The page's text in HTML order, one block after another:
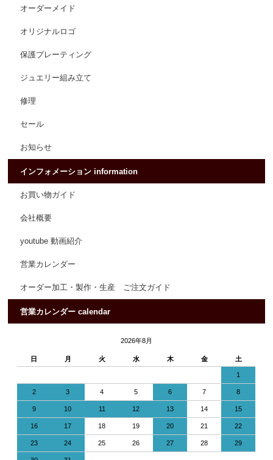
オーダーメイド
オリジナルロゴ
保護プレーティング
ジュエリー組み立て
修理
セール
お知らせ
インフォメーション information
お買い物ガイド
会社概要
youtube 動画紹介
営業カレンダー
オーダー加工・製作・生産 ご注文ガイド
営業カレンダー calendar
2026年8月
日 月 火 水 木 金 土
1
2 3 4 5 6 7 8
9 10 11 12 13 14 15
16 17 18 19 20 21 22
23 24 25 26 27 28 29